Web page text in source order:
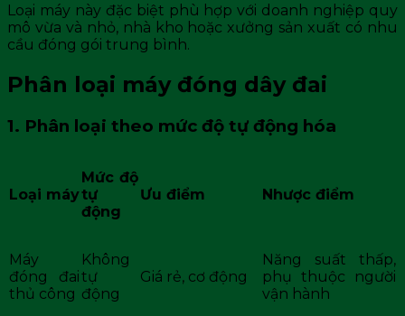
Loại máy này đặc biệt phù hợp với doanh nghiệp quy
mô vừa và nhỏ, nhà kho hoặc xưởng sản xuất có nhu
cầu đóng gói trung bình.
Phân loại máy đóng dây đai
1. Phân loại theo mức độ tự động hóa
Loại máy
Mức độ
tự
động
Ưu điểm Nhược điểm
Máy
đóng đai
thủ công
Không
tự
động
Giá rẻ, cơ động
Năng suất thấp,
phụ thuộc người
vận hành